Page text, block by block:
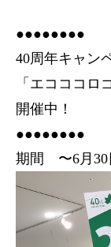
●●●●●●●●
40周年キャン
「エコココロ
開催中！
●●●●●●●●
期間 〜6月30